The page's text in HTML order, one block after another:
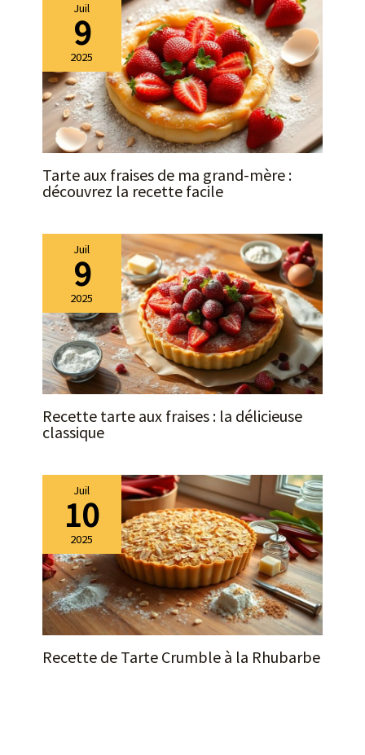
d'être pratique pour
cuisiner, son design
permet un nettoyage
facile, passe au lave-
vaisselle et facilite
l'entretien quotidien dans
la cuisine
Juil
9
2025
Tarte aux fraises de ma grand-mère :
découvrez la recette facile
Juil
9
2025
Recette tarte aux fraises : la délicieuse
classique
Juil
10
2025
Recette de Tarte Crumble à la Rhubarbe